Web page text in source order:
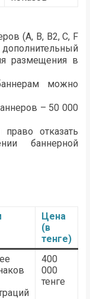
(A, B, B2, C, F
дополнительный
размещения в
можно
– 50 000
отказать
баннерной
Цена
(в
тенге)
400
000
тенге